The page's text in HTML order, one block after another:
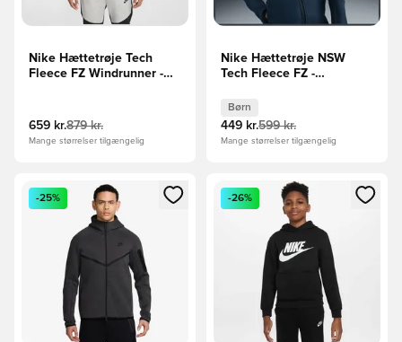
Nike Hættetrøje Tech
Fleece FZ Windrunner -
659 kr.879 kr.
Mange størrelser tilgængelig
Nike Hættetrøje NSW
Tech Fleece FZ -
Børn
449 kr.599 kr.
Mange størrelser tilgængelig
Åbner en Modal til at logge ind eller tilmelde dig som
-25%
Åbner en Modal til at logge
-26%